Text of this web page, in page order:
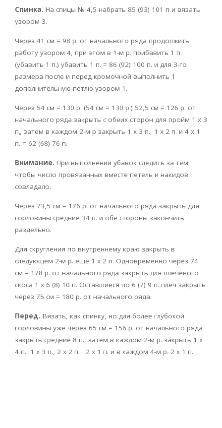
Спинка. На спицы № 4,5 набрать 85 (93) 101 п и вязать
узором 3.
Через 41 см = 98 р. от начального ряда продолжить
работу узором 4, при этом в 1-м р. прибавить 1 п.
(убавить 1 п.) убавить 1 п. = 86 (92) 100 п. и для 3-го
размера после и перед кромочной выполнить 1
дополнительную петлю узором 1.
Через 54 см = 130 р. (54 см = 130 р.) 52,5 см = 126 р. от
начального ряда закрыть с обеих сторон для пройм 1 х 3
п„ затем в каждом 2-м р закрыть 1 х 3 п., 1 х 2 п. и 4 х 1
п. = 62 (68) 76 п.
Внимание. При выполнении убавок следить за тем,
чтобы число провязанных вместе петель и накидов
совладало.
Через 73,5 см = 176 р. от начального ряда закрыть для
горловины средние 34 п. и обе стороны закончить
раздельно.
Для скругления по внутреннему краю закрыть в
следующем 2-м р. еще 1 х 2 п. Одновременно через 74
см = 178 р. от начального ряда закрыть для плечевого
скоса 1 х 6 (8) 10 п. Оставшиеся по 6 (7) 9 п. плеч закрыть
через 75 см = 180 р. от начального ряда.
Перед. Вязать, как спинку, но для более глубокой
горловины уже через 65 см = 156 р. от начального ряда
закрыть средние 8 п., затем в каждом 2-м р. закрыть 1 х
4 п., 1 х З п., 2 х 2 п… 2 х 1 п. и в каждом 4-м р. 2 х 1 п.